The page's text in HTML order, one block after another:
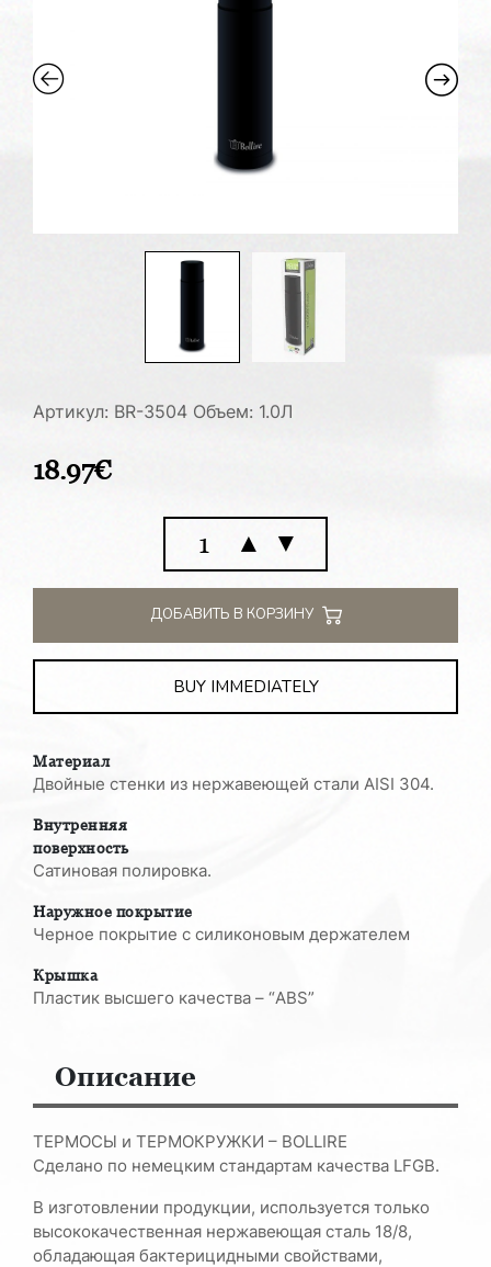
Артикул: BR-3504 Объем: 1.0Л
18.97€
Количество
Термос
1.0
Л
▲ ▼
ДОБАВИТЬ В КОРЗИНУ
BUY IMMEDIATELY
Материал
Двойные стенки из нержавеющей стали AISI 304.
Внутренняя
поверхность
Сатиновая полировка.
Наружное покрытие
Черное покрытие с силиконовым держателем
Крышка
Пластик высшего качества – “ABS”
Описание
ТЕРМОСЫ и ТЕРМОКРУЖКИ – BOLLIRE
Сделано по немецким стандартам качества LFGB.
В изготовлении продукции, используется только
высококачественная нержавеющая сталь 18/8,
обладающая бактерицидными свойствами,